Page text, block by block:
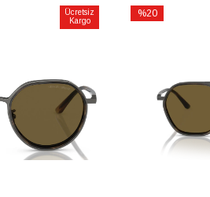
Ücretsiz
Kargo
%20